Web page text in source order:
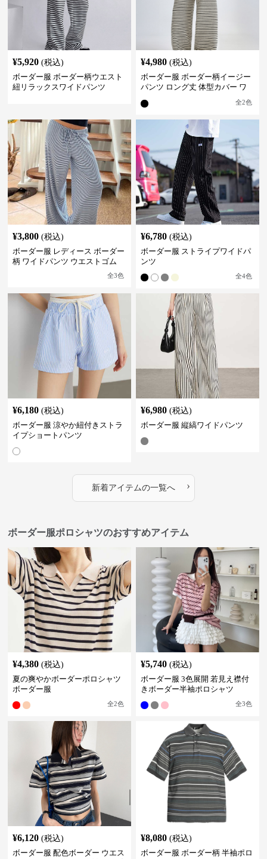
¥5,920 (税込)
ボーダー服 ボーダー柄ウエスト
紐リラックスワイドパンツ
¥4,980 (税込)
ボーダー服 ボーダー柄イージー
パンツ ロング丈 体型カバー ワ
全2色
¥3,800 (税込)
ボーダー服 レディース ボーダー
柄 ワイドパンツ ウエストゴム
全3色
¥6,780 (税込)
ボーダー服 ストライプワイドパ
ンツ
全4色
¥6,180 (税込)
ボーダー服 涼やか紐付きストラ
イプショートパンツ
¥6,980 (税込)
ボーダー服 縦縞ワイドパンツ
新着アイテムの一覧へ ›
ボーダー服ポロシャツのおすすめアイテム
¥4,380 (税込)
夏の爽やかボーダーポロシャツ
ボーダー服
全2色
¥5,740 (税込)
ボーダー服 3色展開 若見え襟付
きボーダー半袖ポロシャツ
全3色
¥6,120 (税込)
ボーダー服 配色ボーダー ウエス
¥8,080 (税込)
ボーダー服 ボーダー柄 半袖ポロ